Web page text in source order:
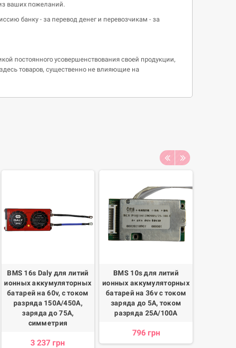
ваших пожеланий.
банку - за перевод денег и перевозчикам - за
постоянного усовершенствования своей продукции,
товаров, существенно не влияющие на
BMS 16s Daly для литий
ионных аккумуляторных
батарей на 60v, с током
разряда 150А/450А,
заряда до 75А,
симметрия
3 237 грн
BMS 10s для литий
ионных аккумуляторных
батарей на 36v с током
заряда до 5А, током
разряда 25А/100А
796 грн